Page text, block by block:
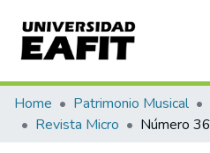
Communities & Collections
All of DSpace
Home Patrimonio Musical
Revista Micro